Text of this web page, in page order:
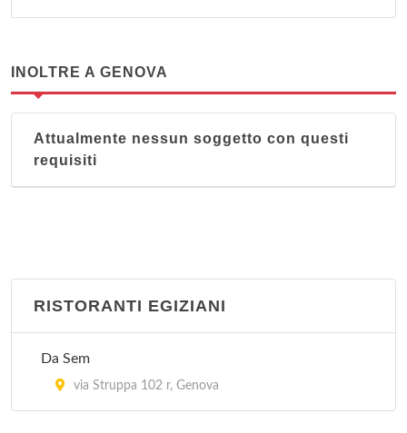
INOLTRE A GENOVA
Attualmente nessun soggetto con questi
requisiti
RISTORANTI EGIZIANI
Da Sem
via Struppa 102 r, Genova